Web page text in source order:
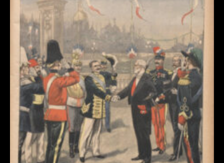
Revue de presse : l’Union annonce l’Exposition de
Dommartin-le-Franc